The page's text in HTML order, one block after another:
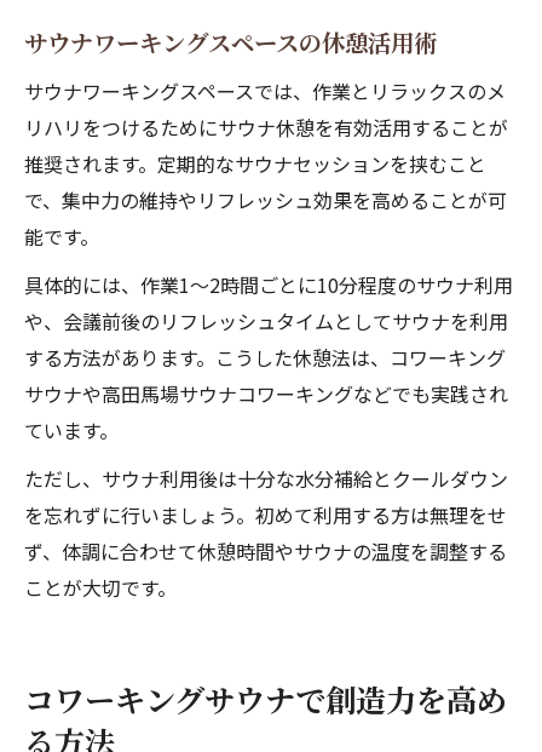
サウナワーキングスペースの休憩活用術
サウナワーキングスペースでは、作業とリラックスのメ
リハリをつけるためにサウナ休憩を有効活用することが
推奨されます。定期的なサウナセッションを挟むこと
で、集中力の維持やリフレッシュ効果を高めることが可
能です。
具体的には、作業1～2時間ごとに10分程度のサウナ利用
や、会議前後のリフレッシュタイムとしてサウナを利用
する方法があります。こうした休憩法は、コワーキング
サウナや高田馬場サウナコワーキングなどでも実践され
ています。
ただし、サウナ利用後は十分な水分補給とクールダウン
を忘れずに行いましょう。初めて利用する方は無理をせ
ず、体調に合わせて休憩時間やサウナの温度を調整する
ことが大切です。
コワーキングサウナで創造力を高め
る方法